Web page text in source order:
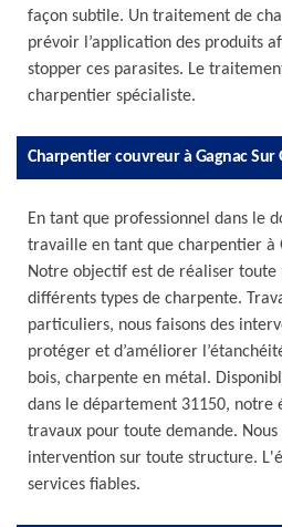
façon subtile. Un traitement de
prévoir l’application des produits
stopper ces parasites. Le
charpentier spécialiste.
Charpentier couvreur à Gagnac Sur
En tant que professionnel dans le
travaille en tant que charpentier à
Notre objectif est de réaliser toute
différents types de charpente.
particuliers, nous faisons des
protéger et d’améliorer
bois, charpente en métal.
dans le département 31150, notre
travaux pour toute demande.
intervention sur toute structure.
services fiables.